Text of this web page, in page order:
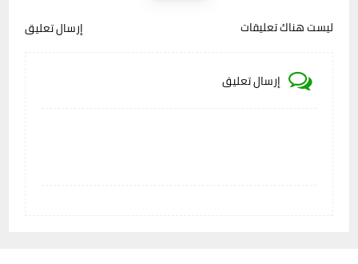
ليست هناك تعليقات إرسال تعليق
إرسال تعليق